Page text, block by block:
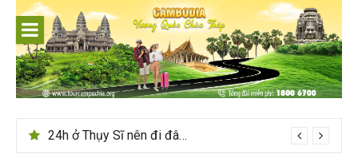
content
24h ở Thụy Sĩ nên đi đâu, chơi gì?
Du lịch Sri Lanka – Bật mí nên đi mùa nào đẹp